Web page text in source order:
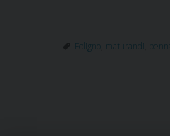
Foligno maturandi